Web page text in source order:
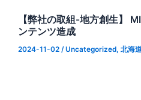
【弊社の取組-地方創生】
ンテンツ造成
2024-11-02 /Uncategorized, 北海